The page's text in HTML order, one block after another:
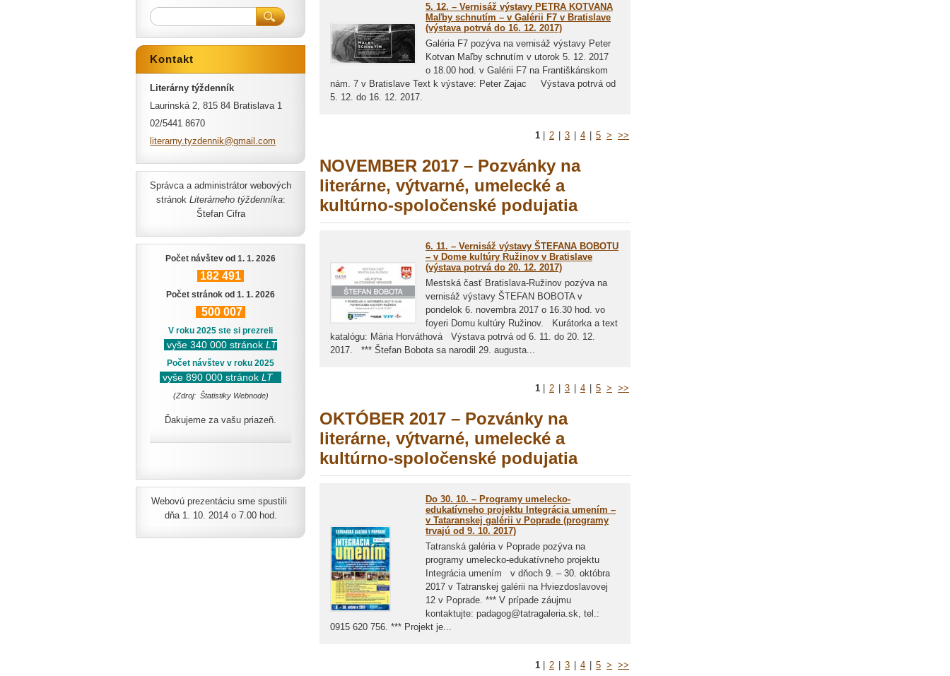
5. 12. – Vernisáž výstavy PETRA KOTVANA
Maľby schnutím – v Galérii F7 v Bratislave
(výstava potrvá do 16. 12. 2017)
Galéria F7 pozýva na vernisáž výstavy Peter
Kotvan Maľby schnutím v utorok 5. 12. 2017
o 18.00 hod. v Galérii F7 na Františkánskom
nám. 7 v Bratislave Text k výstave: Peter Zajac Výstava potrvá od
5. 12. do 16. 12. 2017.
1 2 3 4 5 > >>
NOVEMBER 2017 – Pozvánky na
literárne, výtvarné, umelecké a
kultúrno-spoločenské podujatia
6. 11. – Vernisáž výstavy ŠTEFANA BOBOTU
– v Dome kultúry Ružinov v Bratislave
(výstava potrvá do 20. 12. 2017)
Mestská časť Bratislava-Ružinov pozýva na
vernisáž výstavy ŠTEFAN BOBOTA v
pondelok 6. novembra 2017 o 16.30 hod. vo
foyeri Domu kultúry Ružinov. Kurátorka a text
katalógu: Mária Horváthová Výstava potrvá od 6. 11. do 20. 12.
2017. *** Štefan Bobota sa narodil 29. augusta...
1 2 3 4 5 > >>
OKTÓBER 2017 – Pozvánky na
literárne, výtvarné, umelecké a
kultúrno-spoločenské podujatia
Do 30. 10. – Programy umelecko-
edukatívneho projektu Integrácia umením –
v Tataranskej galérii v Poprade (programy
trvajú od 9. 10. 2017)
Tatranská galéria v Poprade pozýva na
programy umelecko-edukatívneho projektu
Integrácia umením v dňoch 9. – 30. októbra
2017 v Tatranskej galérii na Hviezdoslavovej
12 v Poprade. *** V prípade záujmu
kontaktujte: padagog@tatragaleria.sk, tel.:
0915 620 756. *** Projekt je...
1 2 3 4 5 > >>
Kontakt
Literárny týždenník
Laurinská 2, 815 84 Bratislava 1
02/5441 8670
literarny.tyzdennik@gmai l.com
Správca a administrátor webových
stránok Literárneho týždenníka:
Štefan Cifra
Počet návštev od 1. 1. 2026
182 491
Počet stránok od 1. 1. 2026
500 007
V roku 2025 ste si prezreli
vyše 340 000 stránok LT
Počet návštev v roku 2025
vyše 890 000 stránok LT
(Zdroj: Štatistiky Webnode)
Ďakujeme za vašu priazeň.
Webovú prezentáciu sme spustili
dňa 1. 10. 2014 o 7.00 hod.